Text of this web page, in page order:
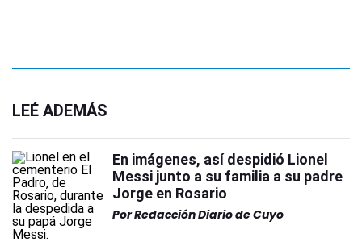
LEÉ ADEMÁS
En imágenes, así despidió Lionel
Messi junto a su familia a su padre
Jorge en Rosario
PorRedacción Diario de Cuyo